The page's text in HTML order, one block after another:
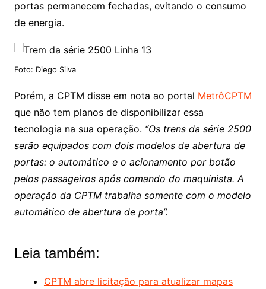
portas permanecem fechadas, evitando o consumo
de energia.
Foto: Diego Silva
Porém, a CPTM disse em nota ao portal MetrôCPTM
que não tem planos de disponibilizar essa
tecnologia na sua operação. “Os trens da série 2500
serão equipados com dois modelos de abertura de
portas: o automático e o acionamento por botão
pelos passageiros após comando do maquinista. A
operação da CPTM trabalha somente com o modelo
automático de abertura de porta”.
Leia também:
CPTM abre licitação para atualizar mapas